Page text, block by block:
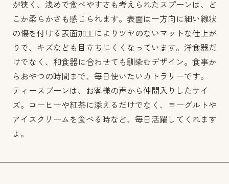
が狭く、浅めで食べやすさも考えられたスプーンは、ど
こか柔らかさも感じられます。表面は一方向に細い線状
の傷を付ける表面加工によりツヤのないマットな仕上が
りで、キズなども目立ちにくくなっています。洋食器だ
けでなく、和食器に合わせても馴染むデザイン。食事か
らおやつの時間まで、毎日使いたいカトラリーです。
ティースプーンは、お客様の声から仲間入りしたサイ
ズ。コーヒーや紅茶に添えるだけでなく、ヨーグルトや
アイスクリームを食べる時など、毎日活躍してくれます
よ。